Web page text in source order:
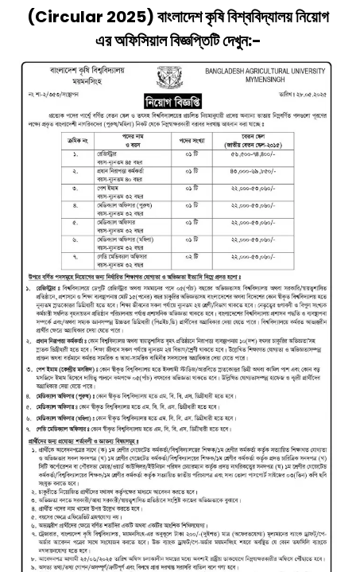
(Circular 2025)বাংলাদেশ কৃষি বিশ্ববিদ্যালয়নিয়োগ
এর অফিসিয়াল বিজ্ঞপ্তিটি দেখুন:-